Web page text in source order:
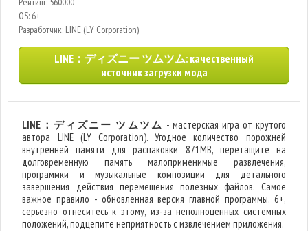
OS: 6+
Разработчик: LINE (LY Corporation)
LINE：ディズニー ツムツム: качественный
источник загрузки мода
LINE：ディズニー ツムツム - мастерская игра от крутого
автора LINE (LY Corporation). Угодное количество порожней
внутренней памяти для распаковки 871MB, перетащите на
долговременную память малоприменимые развлечения,
программки и музыкальные композиции для детального
завершения действия перемещения полезных файлов. Самое
важное правило - обновленная версия главной программы. 6+,
серьезно отнеситесь к этому, из-за неполноценных системных
положений, подцепите неприятность с извлечением приложения.